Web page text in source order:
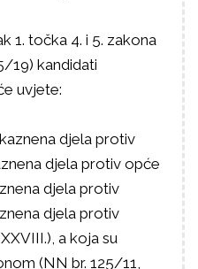
1. točka 4. i 5. zakona
19) kandidati
uvjete:
djela protiv
djela protiv opće
djela protiv
djela protiv
a koja su
(NN br. 125/11,